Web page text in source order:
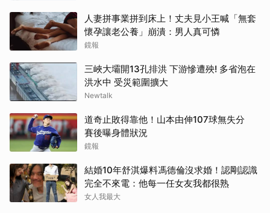
人妻拼事業拼到床上！丈夫見小王喊「無套
懷孕讓老公養」崩潰：男人真可憐
鏡報
三峽大壩開13孔排洪 下游慘遭殃! 多省泡在
洪水中 受災範圍擴大
Newtalk
道奇止敗得靠他！山本由伸107球無失分
賽後曝身體狀況
鏡報
結婚10年舒淇爆料馮德倫沒求婚！認剛認識
完全不來電：他每一任女友我都很熟
女人我最大